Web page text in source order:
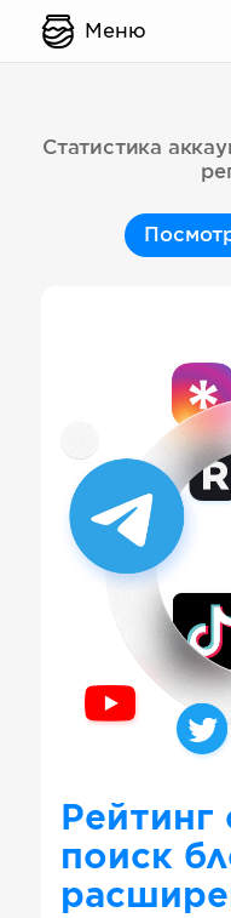
Меню
Статистика
Рейтинг
поиск